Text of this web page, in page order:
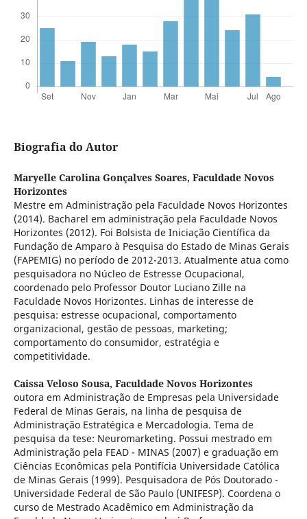
Biografia do Autor
Maryelle Carolina Gonçalves Soares, Faculdade Novos
Horizontes
Mestre em Administração pela Faculdade Novos Horizontes
(2014). Bacharel em administração pela Faculdade Novos
Horizontes (2012). Foi Bolsista de Iniciação Científica da
Fundação de Amparo à Pesquisa do Estado de Minas Gerais
(FAPEMIG) no período de 2012-2013. Atualmente atua como
pesquisadora no Núcleo de Estresse Ocupacional,
coordenado pelo Professor Doutor Luciano Zille na
Faculdade Novos Horizontes. Linhas de interesse de
pesquisa: estresse ocupacional, comportamento
organizacional, gestão de pessoas, marketing;
comportamento do consumidor, estratégia e
competitividade.
Caissa Veloso Sousa, Faculdade Novos Horizontes
outora em Administração de Empresas pela Universidade
Federal de Minas Gerais, na linha de pesquisa de
Administração Estratégica e Mercadologia. Tema de
pesquisa da tese: Neuromarketing. Possui mestrado em
Administração pela FEAD - MINAS (2007) e graduação em
Ciências Econômicas pela Pontifícia Universidade Católica
de Minas Gerais (1999). Pesquisadora de Pós Doutorado -
Universidade Federal de São Paulo (UNIFESP). Coordena o
curso de Mestrado Acadêmico em Administração da